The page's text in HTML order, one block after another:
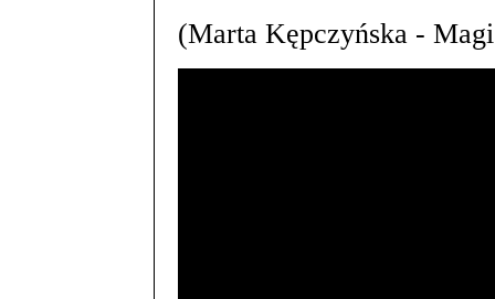
(Marta Kępczyńska -